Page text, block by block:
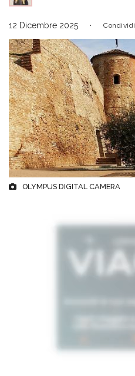
12 Dicembre 2025 Condividi
OLYMPUS DIGITAL CAMERA